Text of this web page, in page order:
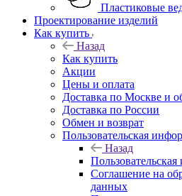
Пластиковые
Проектирование изделий
Как купить
Назад
Как купить
Акции
Цены и оплата
Доставка по Москве и
Доставка по России
Обмен и возврат
Пользовательская
Назад
Соглашение на
данных